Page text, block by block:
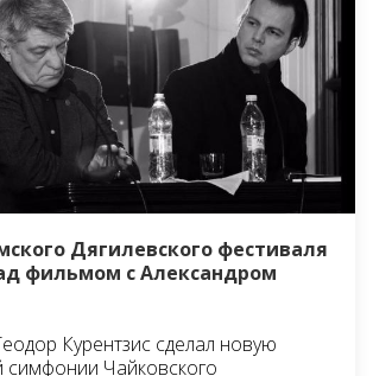
Дягилевского фестиваля
фильмом с Александром
Курентзис сделал новую
симфонии Чайковского